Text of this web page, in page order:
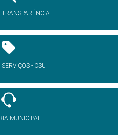
TRANSPARÊNCIA
- CSU
MUNICIPAL